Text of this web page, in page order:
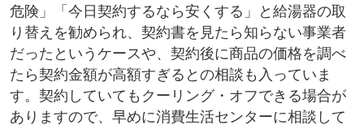
危険」「今日契約するなら安くする」と給湯器の取
り替えを勧められ、契約書を見たら知らない事業者
だったというケースや、契約後に商品の価格を調べ
たら契約金額が高額すぎるとの相談も入っていま
す。契約していてもクーリング・オフできる場合が
ありますので、早めに消費生活センターに相談して